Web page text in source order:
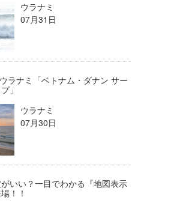
聖
ウラナミ
07月31日
ラナミ「ベトナム・ダナン サー
」
ウラナミ
07月30日
いい？一目でわかる『地図表示
！！